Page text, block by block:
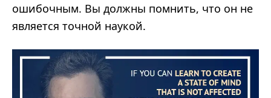
ошибочным. Вы должны помнить, что он не
является точной наукой.